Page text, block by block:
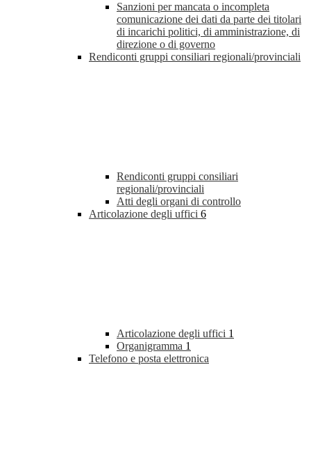
Sanzioni per mancata o incompleta
comunicazione dei dati da parte dei titolari
di incarichi politici, di amministrazione, di
direzione o di governo
Rendiconti gruppi consiliari regionali/provinciali
Rendiconti gruppi consiliari
regionali/provinciali
Atti degli organi di controllo
Articolazione degli uffici 6
Articolazione degli uffici 1
Organigramma 1
Telefono e posta elettronica